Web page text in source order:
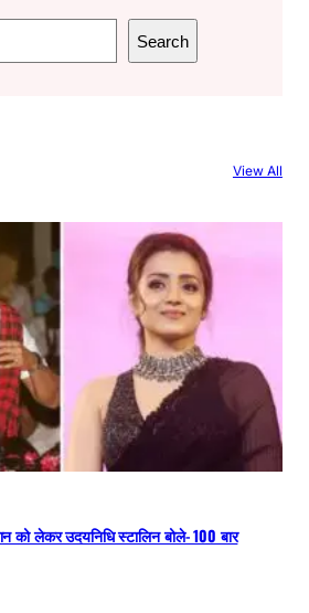
Search
View All
को लेकर उदयनिधि स्टालिन बोले- 100 बार